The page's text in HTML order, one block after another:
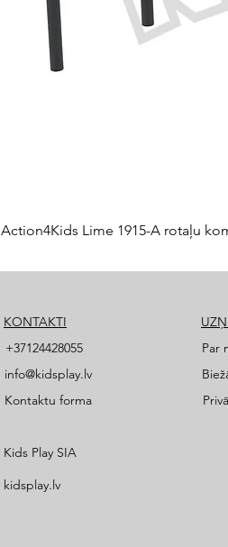
Action4Kids Lime 1915-A rotaļu
KONTAKTI
+37124428055
info@kidsplay.lv
Kontaktu forma
Par
Kids Play SIA
kidsplay.lv